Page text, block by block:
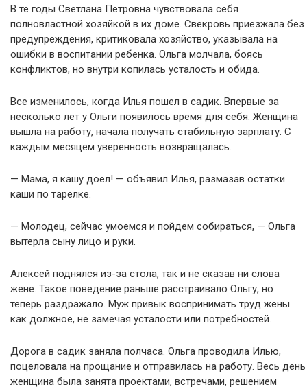
В те годы Светлана Петровна чувствовала себя
полновластной хозяйкой в их доме. Свекровь приезжала без
предупреждения, критиковала хозяйство, указывала на
ошибки в воспитании ребенка. Ольга молчала, боясь
конфликтов, но внутри копилась усталость и обида.
Все изменилось, когда Илья пошел в садик. Впервые за
несколько лет у Ольги появилось время для себя. Женщина
вышла на работу, начала получать стабильную зарплату. С
каждым месяцем уверенность возвращалась.
— Мама, я кашу доел! — объявил Илья, размазав остатки
каши по тарелке.
— Молодец, сейчас умоемся и пойдем собираться, — Ольга
вытерла сыну лицо и руки.
Алексей поднялся из-за стола, так и не сказав ни слова
жене. Такое поведение раньше расстраивало Ольгу, но
теперь раздражало. Муж привык воспринимать труд жены
как должное, не замечая усталости или потребностей.
Дорога в садик заняла полчаса. Ольга проводила Илью,
поцеловала на прощание и отправилась на работу. Весь день
женщина была занята проектами, встречами, решением